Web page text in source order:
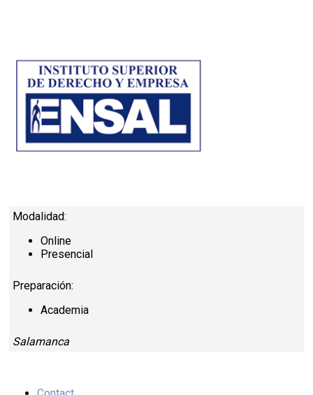
Modalidad:
Online
Presencial
Preparación:
Academia
Salamanca